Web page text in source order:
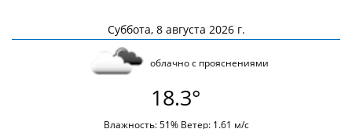
Суббота, 8 августа 2026 г.
облачно с прояснениями
18.3°
Влажность: 51% Ветер: 1.61 м/с